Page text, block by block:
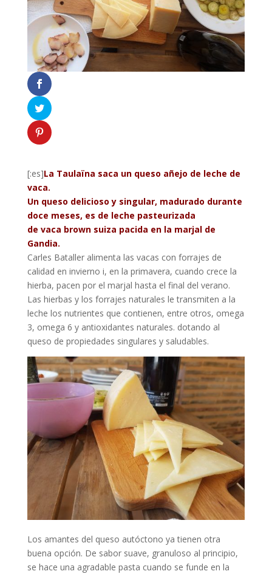
[:es]La Taulaïna saca un queso añejo de leche de
vaca.
Un queso delicioso y singular, madurado durante
doce meses, es de leche pasteurizada
de vaca brown suiza pacida en la marjal de
Gandia.
Carles Bataller alimenta las vacas con forrajes de
calidad en invierno i, en la primavera, cuando crece la
hierba, pacen por el marjal hasta el final del verano.
Las hierbas y los forrajes naturales le transmiten a la
leche los nutrientes que contienen, entre otros, omega
3, omega 6 y antioxidantes naturales. dotando al
queso de propiedades singulares y saludables.
Los amantes del queso autóctono ya tienen otra
buena opción. De sabor suave, granuloso al principio,
se hace una agradable pasta cuando se funde en la